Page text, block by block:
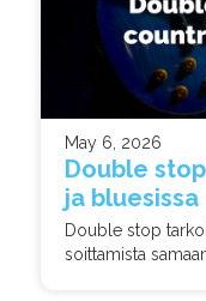
May 6, 2026
Double
ja bluesissa
Double stop
soittamista